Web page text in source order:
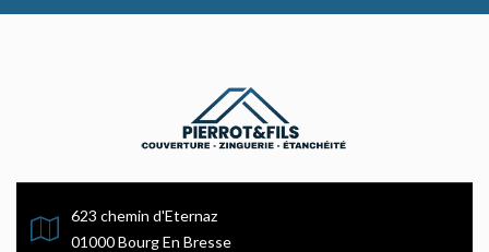
623 chemin d'Eternaz
01000 Bourg En Bresse